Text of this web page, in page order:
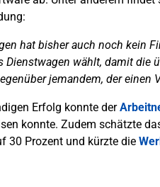
hat bisher auch noch kein
Dienstwagen wählt, damit die
jemandem, der einen
Erfolg konnte der
konnte. Zudem schätzte
30 Prozent und kürzte die